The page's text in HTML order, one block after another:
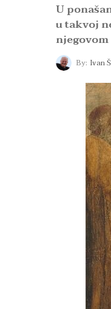
U
u takvoj
njegovom
By: Ivan